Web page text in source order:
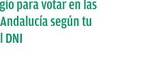
para votar en las
según tu
DNI